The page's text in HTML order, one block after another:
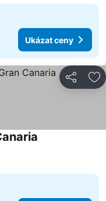
Ukázat ceny
Sdílet